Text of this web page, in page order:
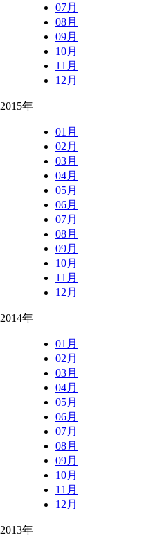
07月
08月
09月
10月
11月
12月
2015年
01月
02月
03月
04月
05月
06月
07月
08月
09月
10月
11月
12月
2014年
01月
02月
03月
04月
05月
06月
07月
08月
09月
10月
11月
12月
2013年